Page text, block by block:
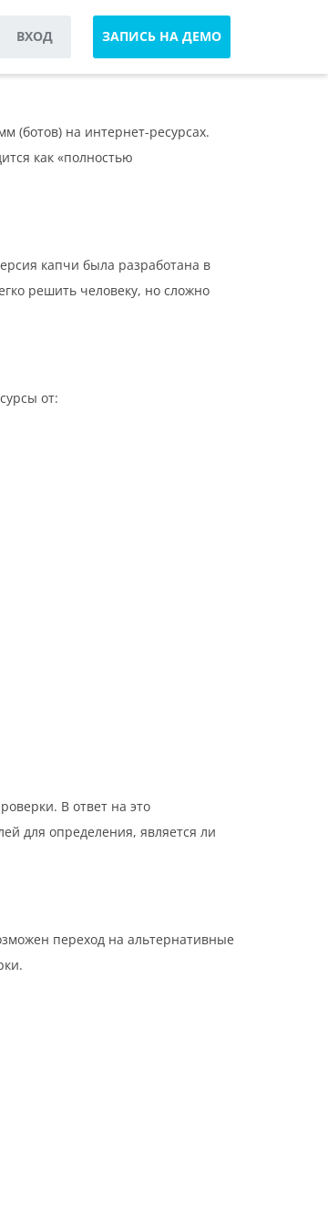
ВХОД ЗАПИСЬ НА ДЕМО
(ботов) на интернет-ресурсах.
как «полностью
капчи была разработана в
решить человеку, но сложно
от:
В ответ на это
для определения, является ли
переход на альтернативные